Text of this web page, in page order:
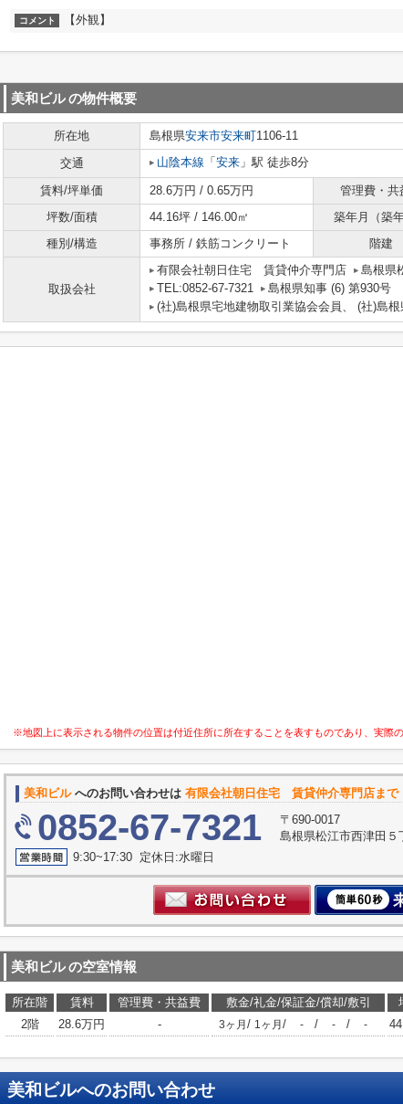
コメント 【外観】
美和ビルの物件概要
所在地 島根県安来市安来町1106-11
交通
山陰本線 「 安来 」駅 徒歩8分
賃料/坪単価 28.6万円 / 0.65万円
管理費・共
坪数/面積
44.16坪 / 146.00㎡
築年月（築
種別/構造
事務所 / 鉄筋コンクリート 階建
取扱会社
有限会社朝日住宅 賃貸仲介専門店
島根県
TEL:0852-67-7321
島根県知事 (6) 第930号
(社)島根県宅地建物取引業協会会員、 (社)島
※地図上に表示される物件の位置は付近住所に所在することを表すものであり、実際
美和ビルへのお問い合わせは 有限会社朝日住宅 賃貸仲介専門店まで
0852-67-7321
〒690-0017
島根県松江市西津田
9:30~17:30 定休日:水曜日
美和ビルの空室情報
所在階 賃料 管理費・共益費 敷金/礼金/保証金/償却/敷引
2階
28.6万円 - 3ヶ月 / 1ヶ月 / - / - / -
美和ビルへのお問い合わせ